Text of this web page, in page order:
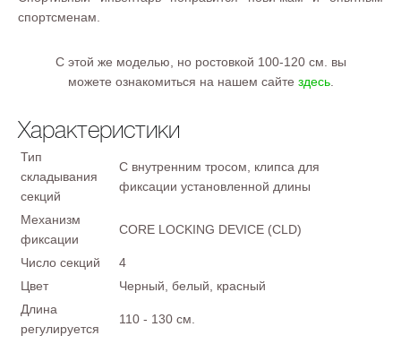
спортсменам.
С этой же моделью, но ростовкой 100-120 см. вы
можете ознакомиться на нашем сайте здесь.
Характеристики
Тип
складывания
секций
С внутренним тросом, клипса для
фиксации установленной длины
Механизм
фиксации
CORE LOCKING DEVICE (CLD)
Число секций
4
Цвет
Черный, белый, красный
Длина
регулируется
110 - 130 см.